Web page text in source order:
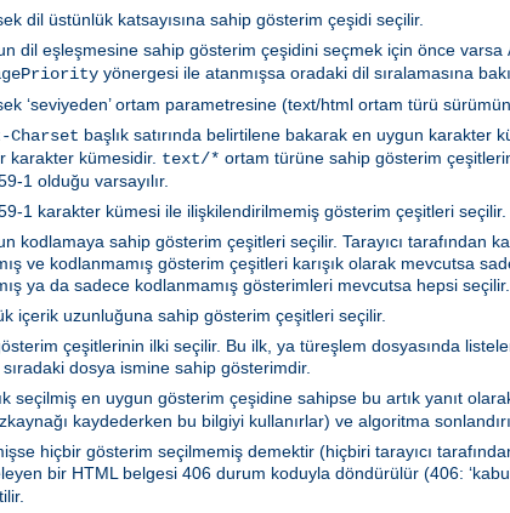
dil üstünlük katsayısına sahip gösterim çeşidi seçilir.
dil eşleşmesine sahip gösterim çeşidini seçmek için önce varsa
yönergesi ile atanmışsa oradaki dil sıralamasına
‘seviyeden’ ortam parametresine (text/html ortam türü
Charset başlık satırında belirtilene bakarak en uygun karakter
karakter kümesidir. text/* ortam türüne sahip gösterim
1 olduğu varsayılır.
1 karakter kümesi ile ilişkilendirilmemiş gösterim çeşitleri
kodlamaya sahip gösterim çeşitleri seçilir. Tarayıcı
ve kodlanmamış gösterim çeşitleri karışık olarak mevcutsa
ya da sadece kodlanmamış gösterimleri mevcutsa hepsi seçilir.
içerik uzunluğuna sahip gösterim çeşitleri seçilir.
çeşitlerinin ilki seçilir. Bu ilk, ya türeşlem dosyasında
dosya ismine sahip gösterimdir.
seçilmiş en uygun gösterim çeşidine sahipse bu artık yanıt
kaydederken bu bilgiyi kullanırlar) ve algoritma
hiçbir gösterim seçilmemiş demektir (hiçbiri tarayıcı
bir HTML belgesi 406 durum koduyla döndürülür (406: